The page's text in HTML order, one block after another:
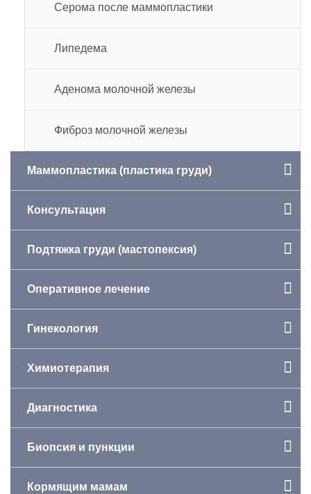
Серома после маммопластики
Липедема
Аденома молочной железы
Фиброз молочной железы
Маммопластика (пластика груди)
Консультация
Подтяжка груди (мастопексия)
Оперативное лечение
Гинекология
Химиотерапия
Диагностика
Биопсия и пункции
Кормящим мамам